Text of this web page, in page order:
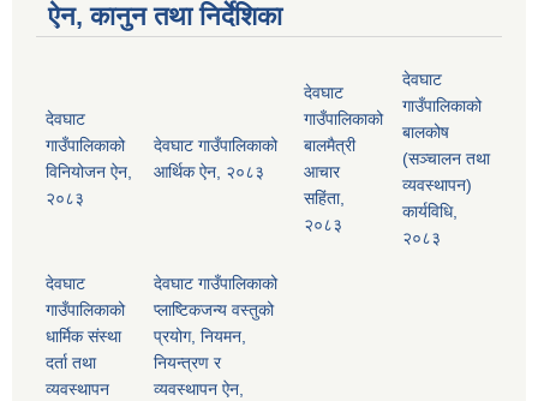
ऐन, कानुन तथा निर्देशिका
देवघाट
गाउँपालिकाको
विनियोजन ऐन,
२०८३
देवघाट गाउँपालिकाको
आर्थिक ऐन, २०८३
देवघाट
गाउँपालिकाको
बालमैत्री
आचार
सहिंता,
२०८३
देवघाट
गाउँपालिकाको
बालकोष
(सञ्चालन तथा
व्यवस्थापन)
कार्यविधि,
२०८३
देवघाट
गाउँपालिकाको
धार्मिक संस्था
दर्ता तथा
व्यवस्थापन
देवघाट गाउँपालिकाको
प्लाष्टिकजन्य वस्तुको
प्रयोग, नियमन,
नियन्त्रण र
व्यवस्थापन ऐन,